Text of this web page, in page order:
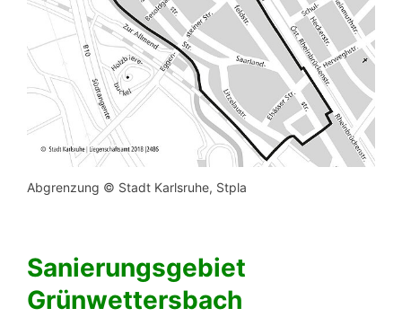
Abgrenzung © Stadt Karlsruhe, Stpla
Sanierungsgebiet
Grünwettersbach